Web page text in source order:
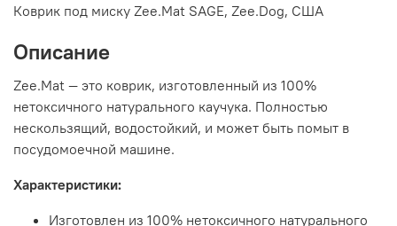
Коврик под миску Zee.Mat SAGE, Zee.Dog, США
Описание
Zee.Mat — это коврик, изготовленный из 100%
нетоксичного натурального каучука. Полностью
нескользящий, водостойкий, и может быть помыт в
посудомоечной машине.
Характеристики:
Изготовлен из 100% нетоксичного натурального